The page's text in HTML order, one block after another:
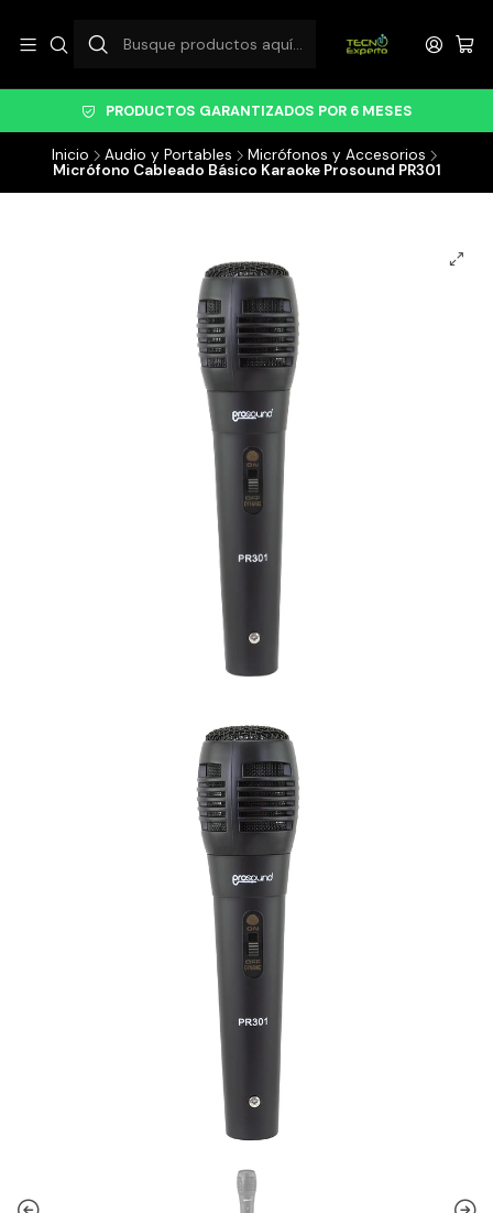
PRODUCTOS GARANTIZADOS POR 6 MESES
Inicio Audio y Portables
Micrófonos y Accesorios
Micrófono Cableado Básico Karaoke Prosound PR301